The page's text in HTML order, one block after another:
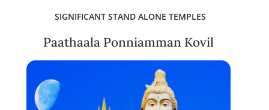
SIGNIFICANT STAND ALONE TEMPLES
Paathaala Ponniamman Kovil